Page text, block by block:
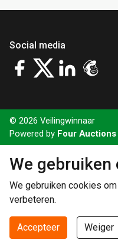
Social media
© 2026 Veilingwinnaar
Powered by Four Auctions
We gebruiken
We gebruiken cookies
verbeteren.
Accepteer Weiger